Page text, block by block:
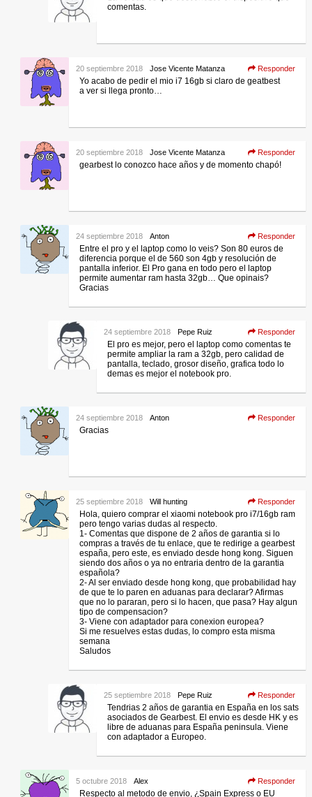
comentas.
Jose Vicente Matanza
20 septiembre 2018 Responder
Yo acabo de pedir el mio i7 16gb si claro de geatbest
a ver si llega pronto…
Jose Vicente Matanza
20 septiembre 2018 Responder
gearbest lo conozco hace años y de momento chapó!
Anton
24 septiembre 2018 Responder
Entre el pro y el laptop como lo veis? Son 80 euros de
diferencia porque el de 560 son 4gb y resolución de
pantalla inferior. El Pro gana en todo pero el laptop
permite aumentar ram hasta 32gb… Que opinais?
Gracias
Pepe Ruiz
24 septiembre 2018 Responder
El pro es mejor, pero el laptop como comentas te
permite ampliar la ram a 32gb, pero calidad de
pantalla, teclado, grosor diseño, grafica todo lo
demas es mejor el notebook pro.
Anton
24 septiembre 2018 Responder
Gracias
Will hunting
25 septiembre 2018 Responder
Hola, quiero comprar el xiaomi notebook pro i7/16gb ram
pero tengo varias dudas al respecto.
1- Comentas que dispone de 2 años de garantia si lo
compras a través de tu enlace, que te redirige a gearbest
españa, pero este, es enviado desde hong kong. Siguen
siendo dos años o ya no entraria dentro de la garantia
española?
2- Al ser enviado desde hong kong, que probabilidad hay
de que te lo paren en aduanas para declarar? Afirmas
que no lo pararan, pero si lo hacen, que pasa? Hay algun
tipo de compensacion?
3- Viene con adaptador para conexion europea?
Si me resuelves estas dudas, lo compro esta misma
semana
Saludos
Pepe Ruiz
25 septiembre 2018 Responder
Tendrias 2 años de garantia en España en los sats
asociados de Gearbest. El envio es desde HK y es
libre de aduanas para España peninsula. Viene
con adaptador a Europeo.
Alex
5 octubre 2018 Responder
Respecto al metodo de envio, ¿Spain Express o EU